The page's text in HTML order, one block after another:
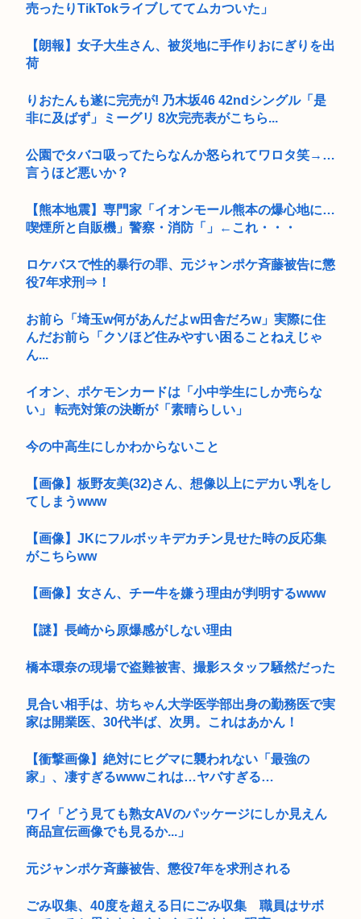
売ったりTikTokライブしててムカついた」
【朗報】女子大生さん、被災地に手作りおにぎりを出
荷
りおたんも遂に完売が! 乃木坂46 42ndシングル「是
非に及ばず」ミーグリ 8次完売表がこちら...
公園でタバコ吸ってたらなんか怒られてワロタ笑→…
言うほど悪いか？
【熊本地震】専門家「イオンモール熊本の爆心地に…
喫煙所と自販機」警察・消防「」←これ・・・
ロケバスで性的暴行の罪、元ジャンポケ斉藤被告に懲
役7年求刑⇒！
お前ら「埼玉w何があんだよw田舎だろw」実際に住
んだお前ら「クソほど住みやすい困ることねえじゃ
ん...
イオン、ポケモンカードは「小中学生にしか売らな
い」 転売対策の決断が「素晴らしい」
今の中高生にしかわからないこと
【画像】板野友美(32)さん、想像以上にデカい乳をし
てしまうwww
【画像】JKにフルボッキデカチン見せた時の反応集
がこちらww
【画像】女さん、チー牛を嫌う理由が判明するwww
【謎】長崎から原爆感がしない理由
橋本環奈の現場で盗難被害、撮影スタッフ騒然だった
見合い相手は、坊ちゃん大学医学部出身の勤務医で実
家は開業医、30代半ば、次男。これはあかん！
【衝撃画像】絶対にヒグマに襲われない「最強の
家」、凄すぎるwwwこれは…ヤバすぎる…
ワイ「どう見ても熟女AVのパッケージにしか見えん
商品宣伝画像でも見るか...」
元ジャンポケ斉藤被告、懲役7年を求刑される
ごみ収集、40度を超える日にごみ収集 職員はサボ